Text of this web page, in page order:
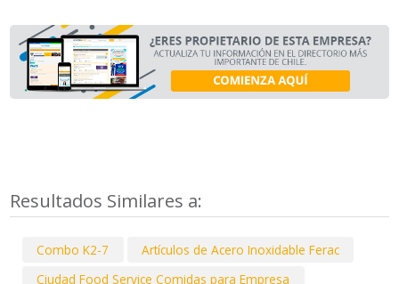
Resultados Similares a:
Combo K2-7
Artículos de Acero Inoxidable Ferac
Ciudad Food Service Comidas para Empresa